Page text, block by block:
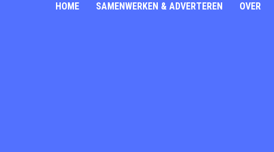
HOME SAMENWERKEN & ADVERTEREN OVER